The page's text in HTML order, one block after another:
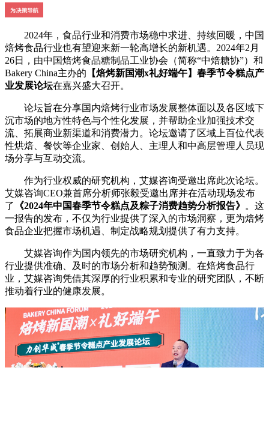
2024年，食品行业和消费市场稳中求进、持续回暖，中国
焙烤食品行业也有望迎来新一轮高增长的新机遇。2024年2月
26日，由中国焙烤食品糖制品工业协会（简称“中焙糖协”）和
Bakery China主办的 【焙烤新国潮x礼好端午】春季节令糕点产
业发展论坛在嘉兴盛大召开。
论坛旨在分享国内焙烤行业市场发展整体面以及各区域下
沉市场的地方性特色与个性化发展，并帮助企业加强技术交
流、拓展商业新渠道和消费潜力。论坛邀请了区域上百位代表
性烘焙、餐饮等企业家、创始人、主理人和中高层管理人员现
场分享与互动交流。
作为行业权威的研究机构，艾媒咨询受邀出席此次论坛。
艾媒咨询CEO兼首席分析师张毅受邀出席并在活动现场发布
了
《2024年中国春季节令糕点及粽子消费趋势分析报告》 。这
一报告的发布，不仅为行业提供了深入的市场洞察，更为焙烤
食品企业把握市场机遇、制定战略规划提供了有力支持。
艾媒咨询作为国内领先的市场研究机构，一直致力于为各
行业提供准确、及时的市场分析和趋势预测。在焙烤食品行
业，艾媒咨询凭借其深厚的行业积累和专业的研究团队，不断
推动着行业的健康发展。